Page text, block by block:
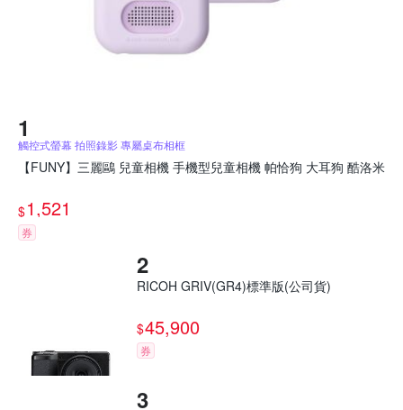
觸控式螢幕 拍照錄影 專屬桌布相框
【FUNY】三麗鷗 兒童相機 手機型兒童相機 帕恰狗 大耳狗 酷洛米
$1,521
券
RICOH GRIV(GR4)標準版(公司貨)
$45,900
券